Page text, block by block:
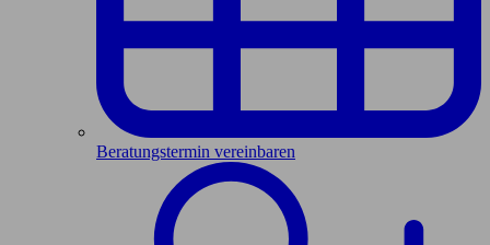
Beratungstermin vereinbaren